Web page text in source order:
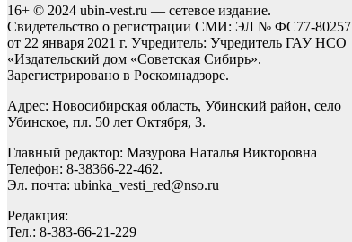
16+ © 2024 ubin-vest.ru — сетевое издание.
Свидетельство о регистрации СМИ: ЭЛ № ФС77-80257
от 22 января 2021 г. Учредитель: Учредитель ГАУ НСО
«Издательский дом «Советская Сибирь».
Зарегистрировано в Роскомнадзоре.
Адрес: Новосибирская область, Убинский район, село
Убинское, пл. 50 лет Октября, 3.
Главный редактор: Мазурова Наталья Викторовна
Телефон: 8-38366-22-462.
Эл. почта: ubinka_vesti_red@nso.ru
Редакция:
Тел.: 8-383-66-21-229